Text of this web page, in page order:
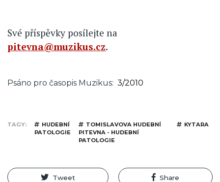
Své příspěvky posílejte na
pitevna@muzikus.cz.
Psáno pro časopis Muzikus 3/2010
TAGY
HUDEBNÍ
PATOLOGIE
TOMISLAVOVA HUDEBNÍ
PITEVNA - HUDEBNÍ
PATOLOGIE
KYTARA
Tweet Share